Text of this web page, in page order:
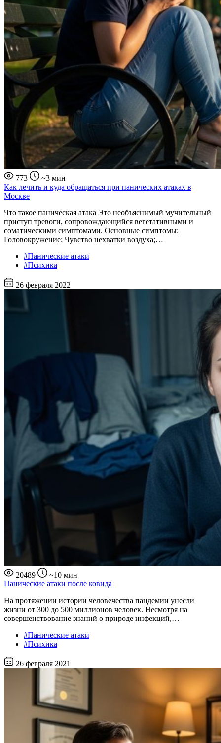
773
~3 мин
Как лечить и куда обращаться при панических атаках в
Москве
Что такое паническая атака Это необъяснимый мучительный
приступ тревоги, сопровождающийся вегетативными и
соматическими симптомами. Основные симптомы:
Головокружение; Чувство нехватки воздуха;…
#Панические атаки
#Психика
26 февраля 2022
20489
~10 мин
Панические атаки после ковида
На протяжении истории человечества пандемии унесли
жизни от 300 до 500 миллионов человек. Несмотря на
совершенствование знаний о природе инфекций,…
#Панические атаки
#Психика
26 февраля 2021